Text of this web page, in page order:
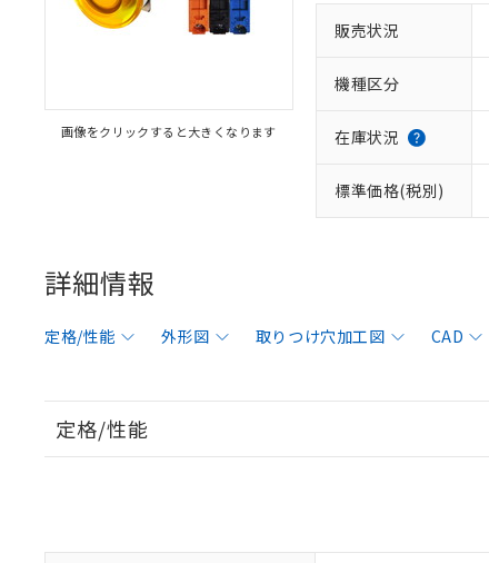
画像をクリックすると大きくなります
販売状況
機種区分
在庫状況
標準価格(税別)
詳細情報
定格/性能 外形図 取りつけ穴加工図 CAD
定格/性能